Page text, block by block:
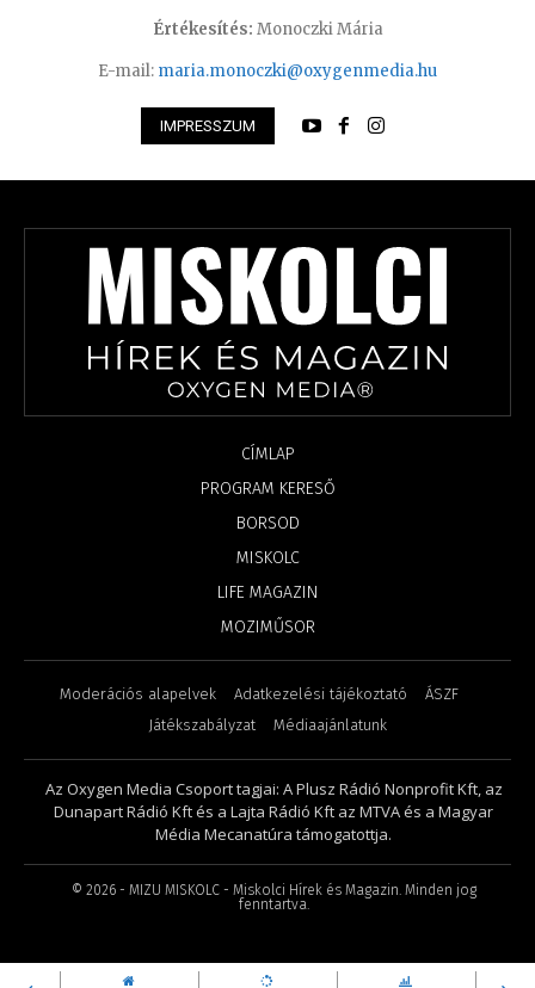
Értékesítés: Monoczki Mária
E-mail: maria.monoczki@oxygenmedia.hu
IMPRESSZUM
CÍMLAP
PROGRAM KERESŐ
BORSOD
MISKOLC
LIFE MAGAZIN
MOZIMŰSOR
Moderációs alapelvek Adatkezelési tájékoztató
ÁSZF
Játékszabályzat
Médiaajánlatunk
Az Oxygen Media Csoport tagjai: A Plusz Rádió Nonprofit Kft, az
Dunapart Rádió Kft és a Lajta Rádió Kft az MTVA és a Magyar
Média Mecanatúra támogatottja.
© 2026- MIZU MISKOLC - Miskolci Hírek és Magazin. Minden jog
fenntartva.